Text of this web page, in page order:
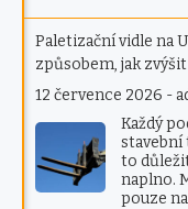
Paletizační vidle na
způsobem, jak
12 července 2026 -
Každý
stavební
to
naplno.
pouze